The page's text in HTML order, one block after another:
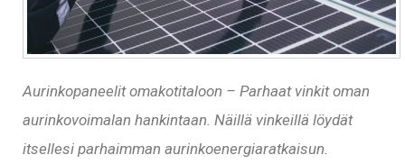
Aurinkopaneelit omakotitaloon – Parhaat vinkit oman
aurinkovoimalan hankintaan. Näillä vinkeillä löydät
itsellesi parhaimman aurinkoenergiaratkaisun.